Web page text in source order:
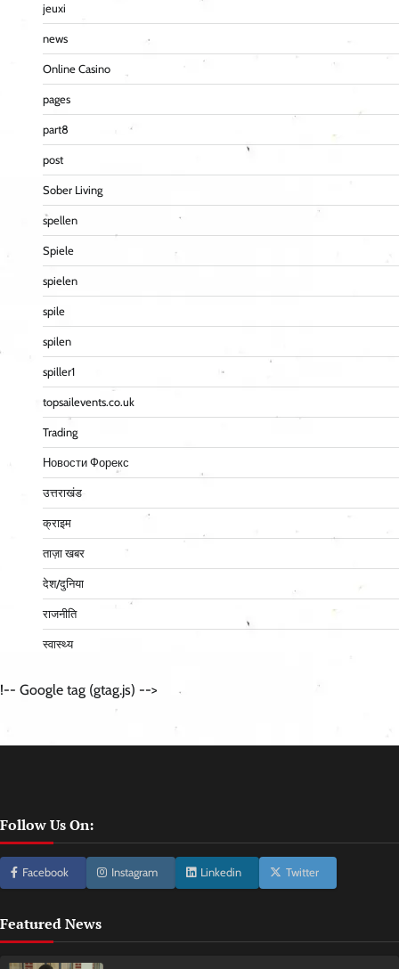
jeuxi
news
Online Casino
pages
part8
post
Sober Living
spellen
Spiele
spielen
spile
spilen
spiller1
topsailevents.co.uk
Trading
Новости Форекс
उत्तराखंड
क्राइम
ताज़ा खबर
देश/दुनिया
राजनीति
स्वास्थ्य
!-- Google tag (gtag.js) -->
Follow Us On:
Facebook Instagram Linkedin Twitter
Featured News